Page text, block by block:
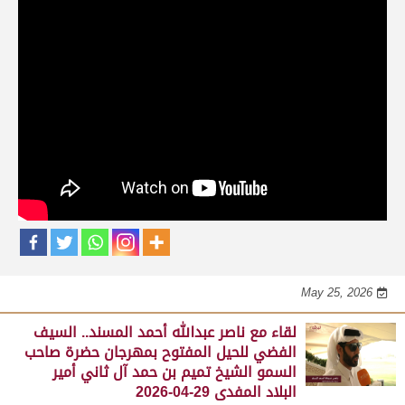
May 25, 2026
لقاء مع جابر بن سالم بن فاران.. مضمر هجن الشحانية الفائز
بالسيف الذهبي للحيل المفتوح بميدان الوثبة 22-05-2026
May 25, 2026
لقاء مع ناصر عبدالله أحمد المسند.. السيف
الفضي للحيل المفتوح بمهرجان حضرة صاحب
السمو الشيخ تميم بن حمد آل ثاني أمير
البلاد المفدى 29-04-2026